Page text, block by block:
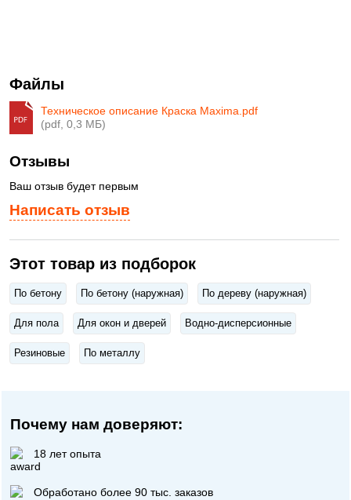
Файлы
Техническое описание Краска Maxima.pdf
(pdf, 0,3 МБ)
Написать отзыв
Отзывы
Ваш отзыв будет первым
Этот товар из подборок
По бетону По бетону (наружная) По дереву (наружная)
Для пола Для окон и дверей Водно-дисперсионные
Резиновые По металлу
Почему нам доверяют:
18 лет опыта
Обработано более 90 тыс. заказов